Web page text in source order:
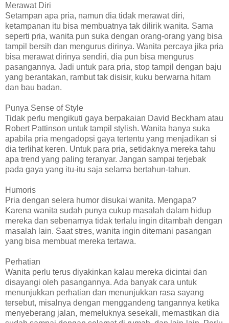
Merawat Diri
Setampan apa pria, namun dia tidak merawat diri,
ketampanan itu bisa membuatnya tak dilirik wanita. Sama
seperti pria, wanita pun suka dengan orang-orang yang bisa
tampil bersih dan mengurus dirinya. Wanita percaya jika pria
bisa merawat dirinya sendiri, dia pun bisa mengurus
pasangannya. Jadi untuk para pria, stop tampil dengan baju
yang berantakan, rambut tak disisir, kuku berwarna hitam
dan bau badan.
Punya Sense of Style
Tidak perlu mengikuti gaya berpakaian David Beckham atau
Robert Pattinson untuk tampil stylish. Wanita hanya suka
apabila pria mengadopsi gaya tertentu yang menjadikan si
dia terlihat keren. Untuk para pria, setidaknya mereka tahu
apa trend yang paling teranyar. Jangan sampai terjebak
pada gaya yang itu-itu saja selama bertahun-tahun.
Humoris
Pria dengan selera humor disukai wanita. Mengapa?
Karena wanita sudah punya cukup masalah dalam hidup
mereka dan sebenarnya tidak terlalu ingin ditambah dengan
masalah lain. Saat stres, wanita ingin ditemani pasangan
yang bisa membuat mereka tertawa.
Perhatian
Wanita perlu terus diyakinkan kalau mereka dicintai dan
disayangi oleh pasangannya. Ada banyak cara untuk
menunjukkan perhatian dan menunjukkan rasa sayang
tersebut, misalnya dengan menggandeng tangannya ketika
menyeberang jalan, memeluknya sesekali, memastikan dia